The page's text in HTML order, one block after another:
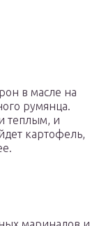
в масле на
румянца.
теплым, и
картофель,